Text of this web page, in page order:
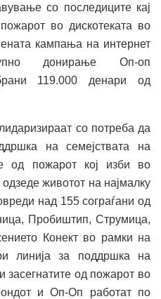
со последиците кај
во дискотеката во
кампања на интернет
донирање Оп-оп
119.000 денари од
со потреба да
на семејствата на
од пожарот кој изби во
животот на најмалку
над 155 сограѓани од
Пробиштип, Струмица,
Конект во рамки на
линија за поддршка на
засегнатите од пожарот во
и Оп-Оп работат по